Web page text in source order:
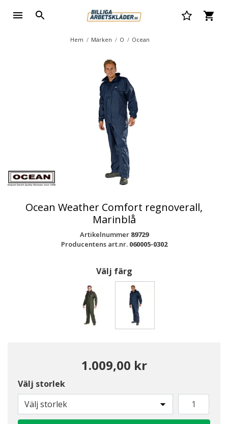
Hem Märken O Ocean
Ocean Weather Comfort regnoverall,
Marinblå
Artikelnummer 89729
Producentens art.nr. 060005-0302
Välj färg
1.009,00 kr
Välj storlek
Välj storlek